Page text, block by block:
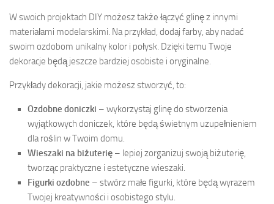
W swoich projektach DIY możesz także łączyć glinę z innymi
materiałami modelarskimi. Na przykład, dodaj farby, aby nadać
swoim ozdobom unikalny kolor i połysk. Dzięki temu Twoje
dekoracje będą jeszcze bardziej osobiste i oryginalne.
Przykłady dekoracji, jakie możesz stworzyć, to:
Ozdobne doniczki – wykorzystaj glinę do stworzenia
wyjątkowych doniczek, które będą świetnym uzupełnieniem
dla roślin w Twoim domu.
Wieszaki na biżuterię – lepiej zorganizuj swoją biżuterię,
tworząc praktyczne i estetyczne wieszaki.
Figurki ozdobne – stwórz małe figurki, które będą wyrazem
Twojej kreatywności i osobistego stylu.